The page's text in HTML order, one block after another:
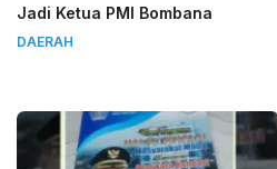
Jadi Ketua PMI Bombana
DAERAH